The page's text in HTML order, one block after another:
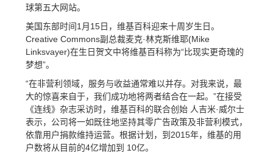
球第五大网站。
美国东部时间1月15日，维基百科迎来十周岁生日。
Creative Commons副总裁麦克·林克斯维耶(Mike
Linksvayer)在生日贺文中将维基百科称为“比现实更奇瑰的
梦想”。
“在非营利领域，服务与收益通常难以并存。对我来说，最
大的惊喜来自于，我们成功地将两者结合在一起。”在接受
《连线》杂志采访时，维基百科的联合创始 人吉米·威尔士
表示，公司将一如既往地坚持其零广告政策及非营利模式，
依靠用户捐款维持运营。根据计划，到2015年，维基的用
户数将从目前的4亿增加到 10亿。